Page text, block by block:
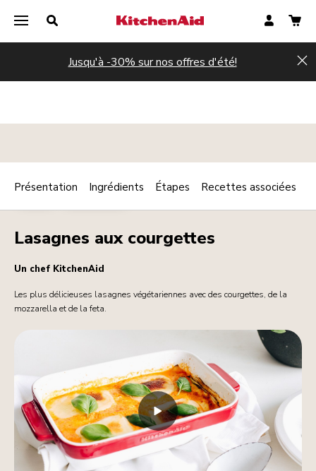
Jusqu'à -30% sur nos offres d'été!
PÂTES VÉGÉTARIEN Print
Lasagnes aux courgettes
Un chef KitchenAid
Les plus délicieuses lasagnes végétariennes avec des courgettes, de la
mozzarella et de la feta.
Présentation Ingrédients Étapes Recettes associées